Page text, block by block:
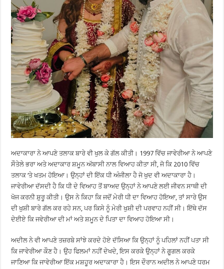
ਅਦਾਕਾਰਾ ਨੇ ਆਪਣੇ ਤਲਾਕ ਬਾਰੇ ਵੀ ਖੁਲ ਕੇ ਗੱਲ ਕੀਤੀ। 1997 ਵਿੱਚ ਜਾਵੇਰੀਆ ਨੇ ਆਪਣੇ
ਸੌਤੇਲੇ ਭਰਾ ਅਤੇ ਅਦਾਕਾਰ ਸ਼ਮੂਨ ਅੱਬਾਸੀ ਨਾਲ ਵਿਆਹ ਕੀਤਾ ਸੀ, ਜੋ ਕਿ 2010 ਵਿੱਚ
ਤਲਾਕ ‘ਤੇ ਖਤਮ ਹੋਇਆ। ਉਨ੍ਹਾਂ ਦੀ ਇੱਕ ਧੀ ਅੰਜੀਲਾ ਹੈ ਜੋ ਖੁਦ ਵੀ ਅਦਾਕਾਰਾ ਹੈ।
ਜਾਵੇਰੀਆ ਦੱਸਦੀ ਹੈ ਕਿ ਧੀ ਦੇ ਵਿਆਹ ਤੋਂ ਬਾਅਦ ਉਨ੍ਹਾਂ ਨੇ ਆਪਣੇ ਲਈ ਜੀਵਨ ਸਾਥੀ ਦੀ
ਖੋਜ ਕਰਨੀ ਸ਼ੁਰੂ ਕੀਤੀ। ਉਸ ਨੇ ਕਿਹਾ ਕਿ ਜਦੋਂ ਮੇਰੀ ਧੀ ਦਾ ਵਿਆਹ ਹੋਇਆ, ਤਾਂ ਸਾਰੇ ਉਸ
ਦੀ ਖੁਸ਼ੀ ਬਾਰੇ ਗੱਲ ਕਰ ਰਹੇ ਸਨ, ਪਰ ਕਿਸੇ ਨੂੰ ਮੇਰੀ ਖੁਸ਼ੀ ਦੀ ਪਰਵਾਹ ਨਹੀਂ ਸੀ। ਇੱਥੇ ਦੱਸ
ਦੇਈਏ ਕਿ ਜਵੇਰੀਆ ਦੀ ਮਾਂ ਅਤੇ ਸ਼ਮੂਨ ਦੇ ਪਿਤਾ ਦਾ ਵਿਆਹ ਹੋਇਆ ਸੀ।
ਅਦੀਲ ਨੇ ਵੀ ਆਪਣੇ ਤਜ਼ਰਬੇ ਸਾਂਝੇ ਕਰਦੇ ਹੋਏ ਦੱਸਿਆ ਕਿ ਉਨ੍ਹਾਂ ਨੂੰ ਪਹਿਲਾਂ ਨਹੀਂ ਪਤਾ ਸੀ
ਕਿ ਜਾਵੇਰੀਆ ਕੌਣ ਹੈ। ਉਹ ਫਿਲਮਾਂ ਨਹੀਂ ਦੇਖਦੇ, ਇਸ ਕਰਕੇ ਉਨ੍ਹਾਂ ਨੇ ਗੂਗਲ ਕਰਕੇ
ਜਾਣਿਆ ਕਿ ਜਾਵੇਰੀਆ ਇੱਕ ਮਸ਼ਹੂਰ ਅਦਾਕਾਰਾ ਹੈ। ਇਸ ਦੌਰਾਨ ਅਦੀਲ ਨੇ ਆਪਣੇ ਧਰਮ